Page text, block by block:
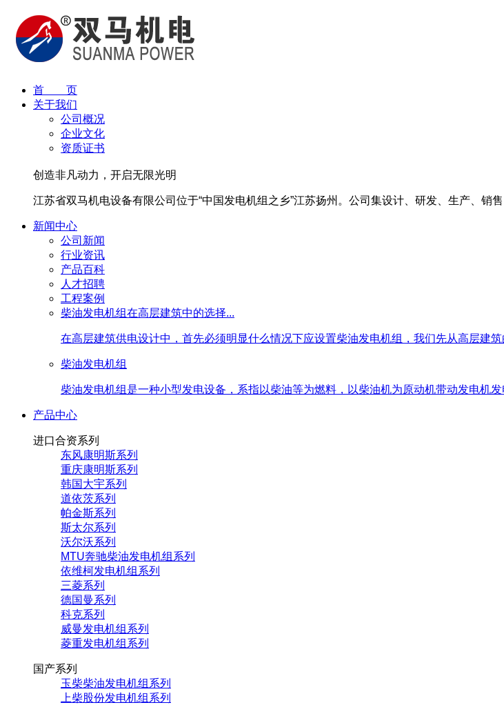
首 页
关于我们
公司概况
企业文化
资质证书
创造非凡动力，开启无限光明
江苏省双马机电设备有限公司位于“中国发电机组之乡”江苏扬州。公司集设计、研发、生产、销
新闻中心
公司新闻
行业资讯
产品百科
人才招聘
工程案例
柴油发电机组在高层建筑中的选择...
在高层建筑供电设计中，首先必须明显什么情况下应设置柴油发电机组，我们先从高层建筑
柴油发电机组
柴油发电机组是一种小型发电设备，系指以柴油等为燃料，以柴油机为原动机带动发电机发
产品中心
进口合资系列
东风康明斯系列
重庆康明斯系列
韩国大宇系列
道依茨系列
帕金斯系列
斯太尔系列
沃尔沃系列
MTU奔驰柴油发电机组系列
依维柯发电机组系列
三菱系列
德国曼系列
科克系列
威曼发电机组系列
菱重发电机组系列
国产系列
玉柴柴油发电机组系列
上柴股份发电机组系列